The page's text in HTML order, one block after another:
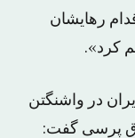
رهایشان
کرد».
در واشنگتن
به شرق پرسی گفت: